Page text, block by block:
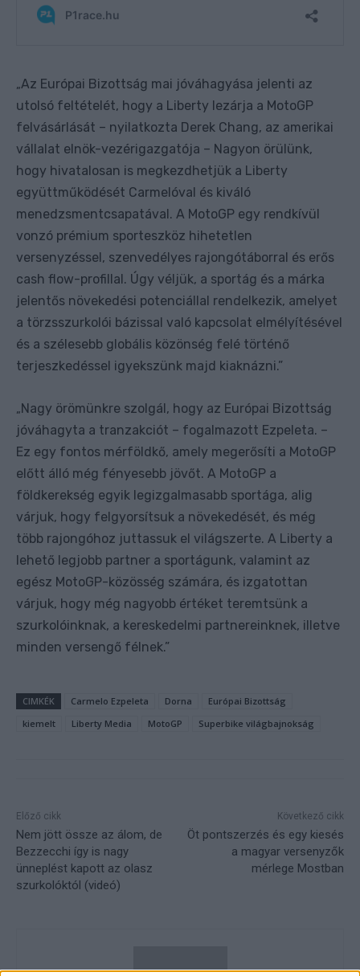
„Az Európai Bizottság mai jóváhagyása jelenti az
utolsó feltételét, hogy a Liberty lezárja a MotoGP
felvásárlását – nyilatkozta Derek Chang, az amerikai
vállalat elnök-vezérigazgatója – Nagyon örülünk,
hogy hivatalosan is megkezdhetjük a Liberty
együttműködését Carmelóval és kiváló
menedzsmentcsapatával. A MotoGP egy rendkívül
vonzó prémium sporteszköz hihetetlen
versenyzéssel, szenvedélyes rajongótáborral és erős
cash flow-profillal. Úgy véljük, a sportág és a márka
jelentős növekedési potenciállal rendelkezik, amelyet
a törzsszurkolói bázissal való kapcsolat elmélyítésével
és a szélesebb globális közönség felé történő
terjeszkedéssel igyekszünk majd kiaknázni.”
„Nagy örömünkre szolgál, hogy az Európai Bizottság
jóváhagyta a tranzakciót – fogalmazott Ezpeleta. –
Ez egy fontos mérföldkő, amely megerősíti a MotoGP
előtt álló még fényesebb jövőt. A MotoGP a
földkerekség egyik legizgalmasabb sportága, alig
várjuk, hogy felgyorsítsuk a növekedését, és még
több rajongóhoz juttassuk el világszerte. A Liberty a
lehető legjobb partner a sportágunk, valamint az
egész MotoGP-közösség számára, és izgatottan
várjuk, hogy még nagyobb értéket teremtsünk a
szurkolóinknak, a kereskedelmi partnereinknek, illetve
minden versengő félnek.”
CIMKÉK Carmelo Ezpeleta Dorna
Európai Bizottság
kiemelt
Liberty Media MotoGP Superbike világbajnokság
Előző cikk
Nem jött össze az álom, de
Bezzecchi így is nagy
ünneplést kapott az olasz
szurkolóktól (videó)
Következő cikk
Öt pontszerzés és egy kiesés
a magyar versenyzők
mérlege Mostban